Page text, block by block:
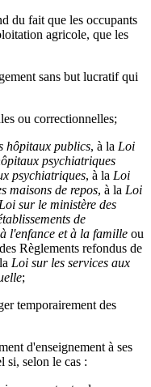
du fait que les occupants
agricole, que les
sans but lucratif qui
ou correctionnelles;
hôpitaux publics, à la Loi
psychiatriques
psychiatriques, à la Loi
maisons de repos, à la Loi
Loi sur le ministère des
de
l'enfance et à la famille ou
Règlements refondus de
Loi sur les services aux
;
temporairement des
d'enseignement à ses
si, selon le cas :